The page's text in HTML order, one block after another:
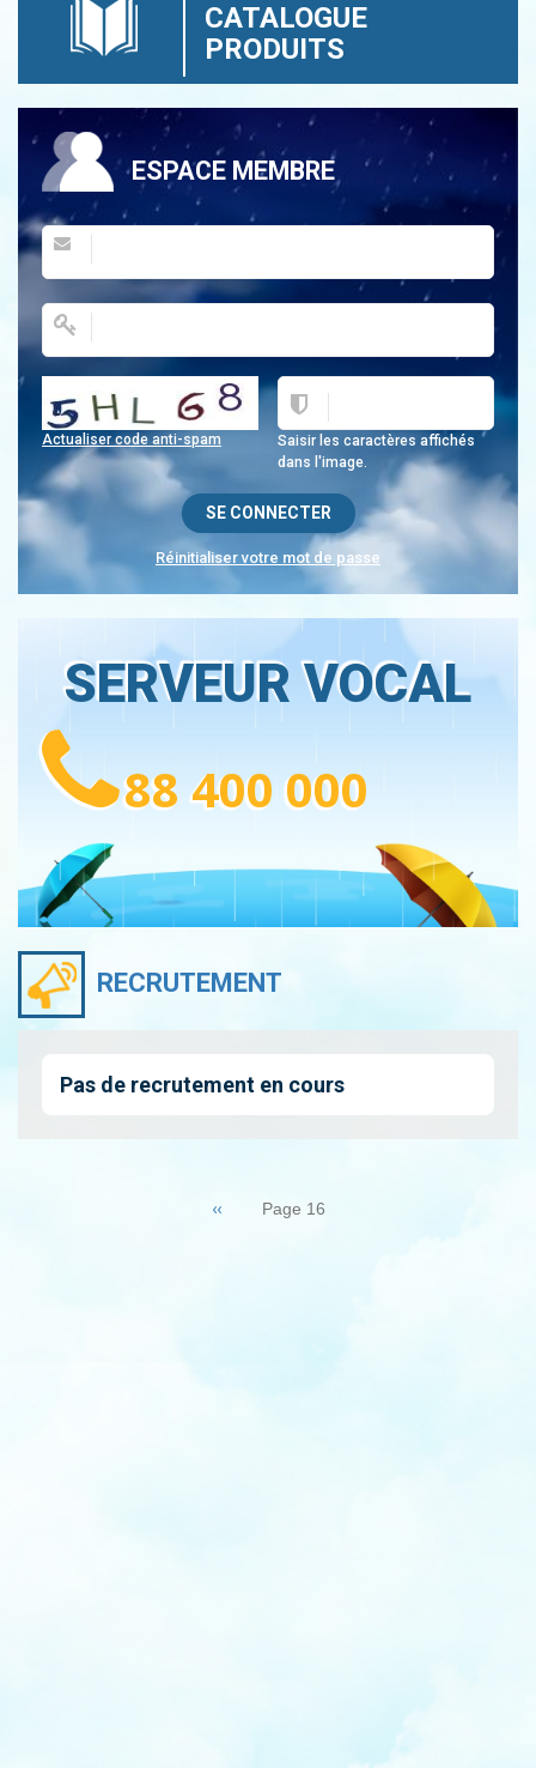
CATALOGUE
PRODUITS
ESPACE MEMBRE
Saisir les caractères affichés
dans l'image.
Actualiser code anti-spam
Réinitialiser votre mot de passe
SERVEUR VOCAL
88 400 000
RECRUTEMENT
Pas de recrutement en cours
Page
précédente
‹‹ Page 16